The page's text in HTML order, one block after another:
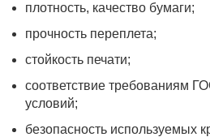
плотность, качество бумаги;
прочность переплета;
стойкость печати;
соответствие требованиям
условий;
безопасность используемых